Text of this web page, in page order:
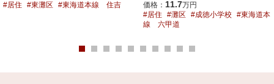
価格： 11.7万円
居住
灘区 鶴甲小学校
神戸線 六甲